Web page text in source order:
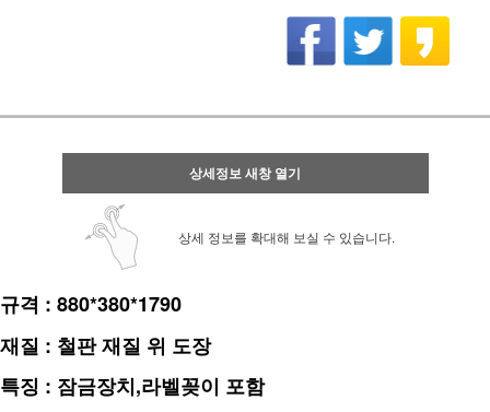
상세정보 새창 열기
상세 정보를 확대해 보실 수 있습니다.
규격 : 880*380*1790
재질 : 철판 재질 위 도장
특징 : 잠금장치,라벨꽂이 포함